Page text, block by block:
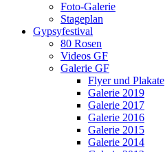
Foto-Galerie
Stageplan
Gypsyfestival
80 Rosen
Videos GF
Galerie GF
Flyer und Plakate
Galerie 2019
Galerie 2017
Galerie 2016
Galerie 2015
Galerie 2014